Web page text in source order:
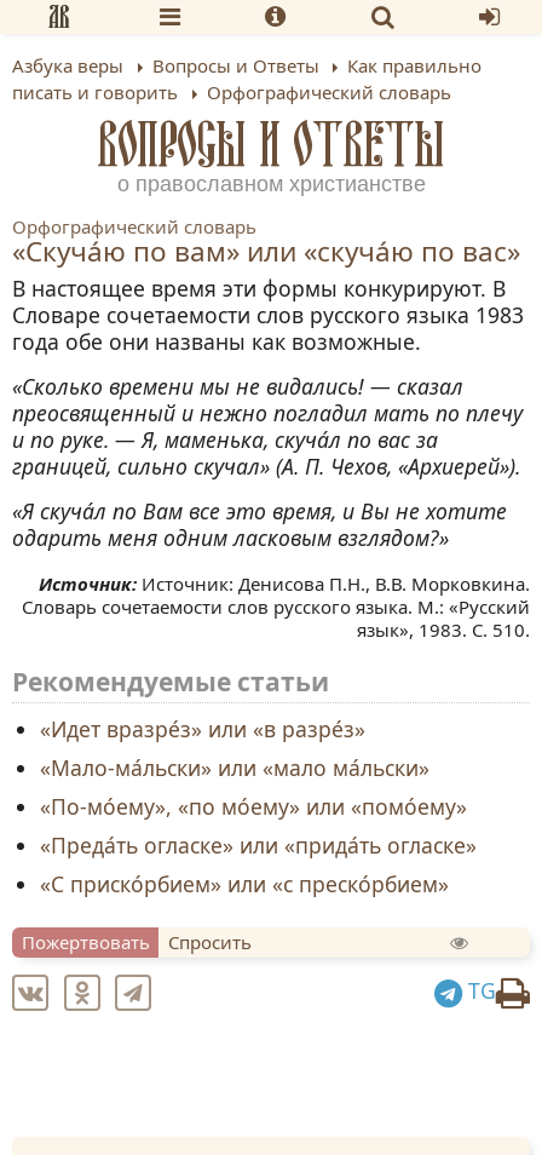
Азбука веры Вопросы и Ответы
Как правильно
писать и говорить
Орфографический словарь
ВОПРОСЫ И ОТВЕТЫ
о православном христианстве
Орфографический словарь
«Cкуча́ю по вам» или «скуча́ю по вас»
В настоящее время эти формы конкурируют. В
Словаре сочетаемости слов русского языка 1983
года обе они названы как возможные.
«Сколько времени мы не видались! — сказал
преосвященный и нежно погладил мать по плечу
и по руке. — Я, маменька, скуча́л по вас за
границей, сильно скучал» (А. П. Чехов, «Архиерей»).
«Я скуча́л по Вам все это время, и Вы не хотите
одарить меня одним ласковым взглядом?»
Источник: Денисова П.Н., В.В. Морковкина.
Словарь сочетаемости слов русского языка. М.: «Русский
язык», 1983. С. 510.
Рекомендуемые статьи
«Идет вразре́з» или «в разре́з»
«Мало-ма́льски» или «мало ма́льски»
«По-мо́ему», «по мо́ему» или «помо́ему»
«Преда́ть огласке» или «прида́ть огласке»
«С приско́рбием» или «с преско́рбием»
Пожертвовать Спросить
TG